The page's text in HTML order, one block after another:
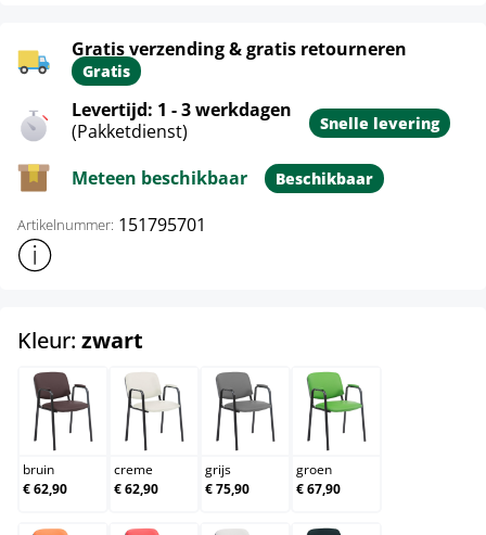
Gratis verzending & gratis retourneren
Gratis
Levertijd: 1 - 3 werkdagen
(Pakketdienst)
Snelle levering
Meteen beschikbaar Beschikbaar
Artikelnummer: 151795701
Toon meer productinformatie
Kleur: zwart
bruin
bruin
€ 62,90
creme
creme
€ 62,90
grijs
grijs
€ 75,90
groen
groen
€ 67,90